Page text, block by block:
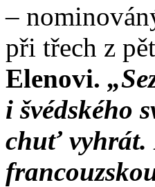
–
při třech z
Elenovi.
i švédského
chuť vyhrát.